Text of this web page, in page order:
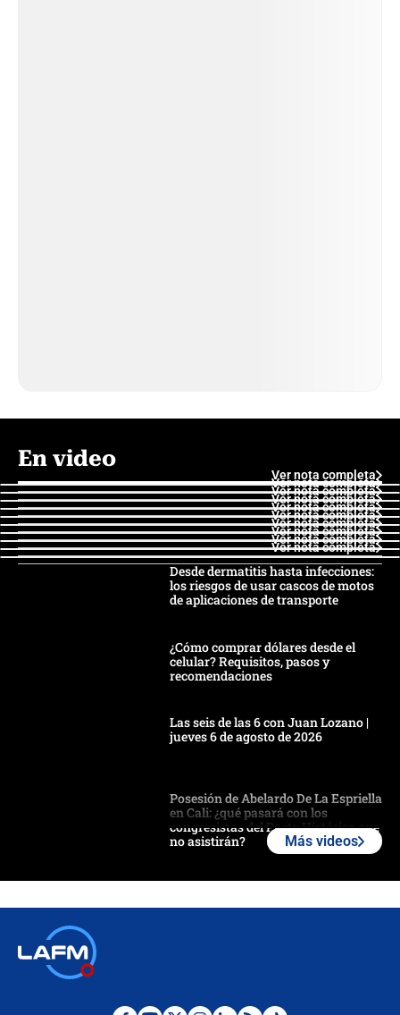
En video
Ver nota completa
Ver nota completa
Ver nota completa
Ver nota completa
Ver nota completa
Ver nota completa
Ver nota completa
Ver nota completa
Ver nota completa
Ver nota completa
Desde dermatitis hasta infecciones:
los riesgos de usar cascos de motos
de aplicaciones de transporte
¿Cómo comprar dólares desde el
celular? Requisitos, pasos y
recomendaciones
Las seis de las 6 con Juan Lozano |
jueves 6 de agosto de 2026
Posesión de Abelardo De La Espriella
en Cali: ¿qué pasará con los
congresistas del Pacto Histórico que
no asistirán?
Más videos